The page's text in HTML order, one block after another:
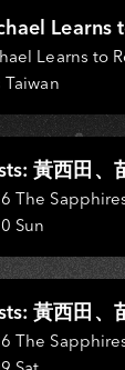
Learns
Learns to
Taiwan
黃西田、
葉
王彩樺、王
邵大倫、曹
The
Sun
黃西田、
葉
The